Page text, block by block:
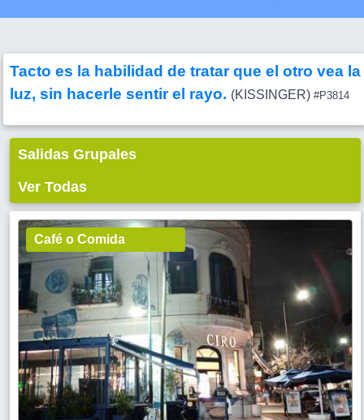
Tacto es la habilidad de tratar que el otro vea la
luz, sin hacerle sentir el rayo. (KISSINGER) #P3814
Salidas Grupales
Ver Todas
Café o Comida